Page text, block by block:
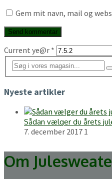
Gem mit navn, mail og
Current ye@r *
Nyeste artikler
Sådan vælger du årets
7. december 2017 1
Om